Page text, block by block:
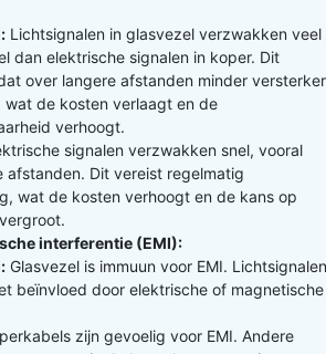
Lichtsignalen in glasvezel verzwakken veel
dan elektrische signalen in koper. Dit
over langere afstanden minder
wat de kosten verlaagt en de
verhoogt.
signalen verzwakken snel, vooral
afstanden. Dit vereist regelmatig
wat de kosten verhoogt en de kans op
interferentie (EMI):
Glasvezel is immuun voor EMI. Lichtsignalen
beïnvloed door elektrische of magnetische
zijn gevoelig voor EMI. Andere